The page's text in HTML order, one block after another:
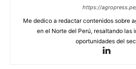
https://
Me dedico a redactar contenidos sobre
en el Norte del Perú, resaltando las
oportunidades del